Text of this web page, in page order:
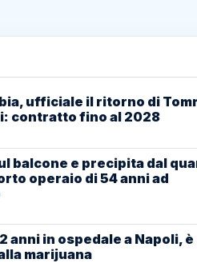
ufficiale il ritorno di
contratto fino al 2028
balcone e precipita dal
operaio di 54 anni ad
anni in ospedale a Napoli, è
marijuana